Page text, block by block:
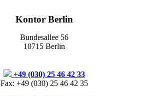
Kontor Berlin
Bundesallee 56
10715 Berlin
+49 (030) 25 46 42 33
Fax: +49 (030) 25 46 42 35